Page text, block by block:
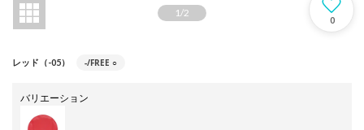
1 /2
0
レッド（-05） -/FREE ○
バリエーション